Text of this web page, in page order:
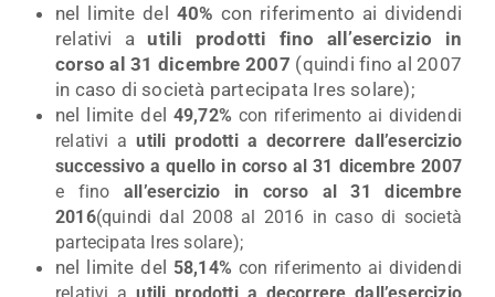
nel limite del 40% con riferimento ai dividendi
relativi a utili prodotti fino all’esercizio in
corso al 31 dicembre 2007 (quindi fino al 2007
in caso di società partecipata Ires solare);
nel limite del 49,72% con riferimento ai dividendi
relativi autili prodotti a decorrere dall’esercizio
successivo a quello in corso al 31 dicembre 2007
e fino all’esercizio in corso al 31 dicembre
2016(quindi dal 2008 al 2016 in caso di società
partecipata Ires solare);
nel limite del 58,14% con riferimento ai dividendi